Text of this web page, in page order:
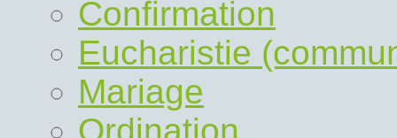
Confirmation
Eucharistie
Mariage